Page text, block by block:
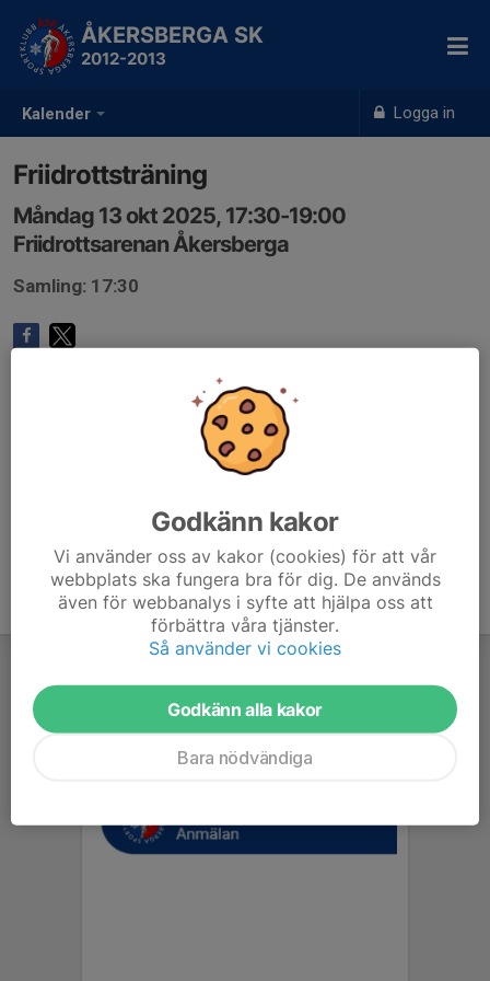
Kalender Logga in
ÅKERSBERGA SK
2012-2013
Friidrottsträning
Måndag 13 okt 2025, 17:30-19:00
Friidrottsarenan Åkersberga
Samling: 17:30
Godkänn kakor
Vi använder oss av kakor (cookies) för att vår
webbplats ska fungera bra för dig. De används
även för webbanalys i syfte att hjälpa oss att
förbättra våra tjänster.
Så använder vi cookies
Godkänn alla kakor
Bara nödvändiga